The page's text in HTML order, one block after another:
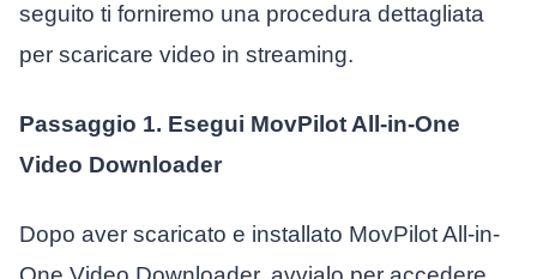
seguito ti forniremo una procedura dettagliata
per scaricare video in streaming.
Passaggio 1. Esegui MovPilot All-in-One
Video Downloader
Dopo aver scaricato e installato MovPilot All-in-